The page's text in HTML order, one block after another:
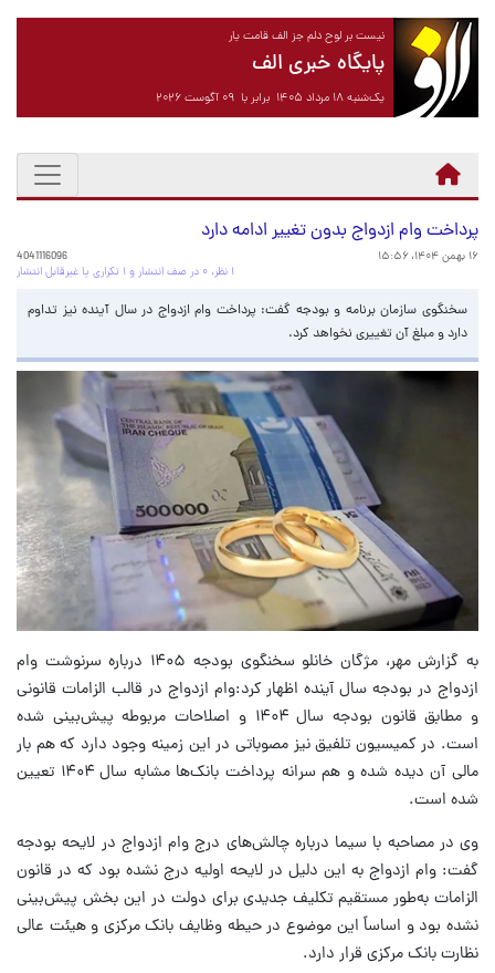
نیست بر لوح دلم جز الف قامت یار
پایگاه خبری الف
یک‌شنبه ۱۸ مرداد ۱۴۰۵ برابر با ۰۹ آگوست ۲۰۲۶
پرداخت وام ازدواج بدون تغییر ادامه دارد
۱۶ بهمن ۱۴۰۴، ۱۵:۵۶
4041116096
۱ نظر، ۰ در صف انتشار و ۱ تکراری یا غیرقابل انتشار
سخنگوی سازمان برنامه و بودجه گفت: پرداخت وام ازدواج در سال آینده نیز تداوم
دارد و مبلغ آن تغییری نخواهد کرد.
به گزارش مهر، مژگان خانلو سخنگوی بودجه ۱۴۰۵ درباره سرنوشت وام
ازدواج در بودجه سال آینده اظهار کرد:وام ازدواج در قالب الزامات قانونی
و مطابق قانون بودجه سال ۱۴۰۴ و اصلاحات مربوطه پیش‌بینی شده
است. در کمیسیون تلفیق نیز مصوباتی در این زمینه وجود دارد که هم بار
مالی آن دیده شده و هم سرانه پرداخت بانک‌ها مشابه سال ۱۴۰۴ تعیین
شده است.
وی در مصاحبه با سیما درباره چالش‌های درج وام ازدواج در لایحه بودجه
گفت: وام ازدواج به این دلیل در لایحه اولیه درج نشده بود که در قانون
الزامات به‌طور مستقیم تکلیف جدیدی برای دولت در این بخش پیش‌بینی
نشده بود و اساساً این موضوع در حیطه وظایف بانک مرکزی و هیئت عالی
نظارت بانک مرکزی قرار دارد.